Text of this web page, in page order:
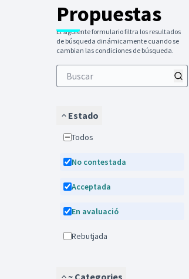
Propuestas
El siguiente formulario filtra los resultados
de búsqueda dinámicamente cuando se
cambian las condiciones de búsqueda.
Estado
Todos
No contestada
Acceptada
En avaluació
Rebutjada
~ Categories